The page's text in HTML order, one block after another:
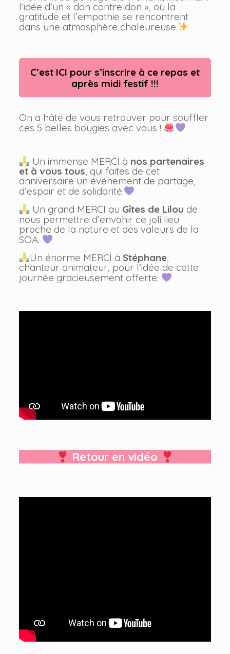
l’idée d’un « don contre don », où la
gratitude et l’empathie se rencontrent
dans une atmosphère chaleureuse.
C’est ICI pour s’inscrire à ce repas et
après midi festif !!!
On a hâte de vous retrouver pour souffler
ces 5 belles bougies avec vous !
Un immense MERCI à nos partenaires
et à vous tous, qui faites de cet
anniversaire un événement de partage,
d’espoir et de solidarité.
Un grand MERCI au Gîtes de Lilou de
nous permettre d’envahir ce joli lieu
proche de la nature et des valeurs de la
SOA.
Un énorme MERCI àStéphane
chanteur animateur, pour l’idée de cette
journée gracieusement offerte.
Retour en vidéo